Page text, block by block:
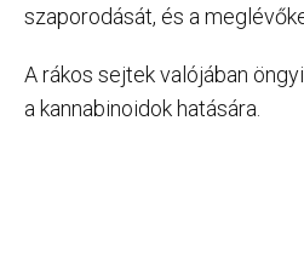
szaporodását, és a
A rákos sejtek valójában
a kannabinoidok hatására.